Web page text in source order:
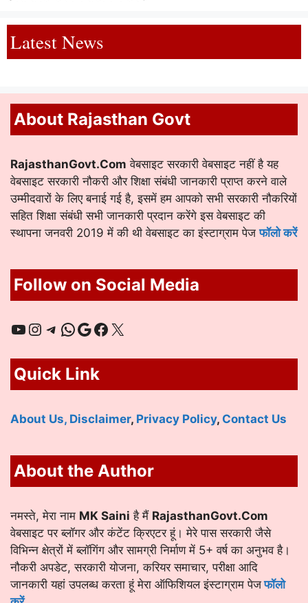
Latest News
About Rajasthan Govt
RajasthanGovt.Com वेबसाइट सरकारी वेबसाइट नहीं है यह
वेबसाइट सरकारी नौकरी और शिक्षा संबंधी जानकारी प्राप्त करने वाले
उम्मीदवारों के लिए बनाई गई है, इसमें हम आपको सभी सरकारी नौकरियों
सहित शिक्षा संबंधी सभी जानकारी प्रदान करेंगे इस वेबसाइट की
स्थापना जनवरी 2019 में की थी वेबसाइट का इंस्टाग्राम पेजफॉलो करें
Follow on Social Media
YouTube
Instagram
Telegram
WhatsApp
Google
Facebook
X
Quick Link
About Us, Disclaimer, Privacy Policy, Contact Us
About the Author
नमस्ते, मेरा नाम MK Saini है मैं RajasthanGovt.Com
वेबसाइट पर ब्लॉगर और कंटेंट क्रिएटर हूं। मेरे पास सरकारी जैसे
विभिन्न क्षेत्रों में ब्लॉगिंग और सामग्री निर्माण में 5+ वर्ष का अनुभव है।
नौकरी अपडेट, सरकारी योजना, करियर समाचार, परीक्षा आदि
जानकारी यहां उपलब्ध करता हूं मेरा ऑफिशियल इंस्टाग्राम पेज फॉलो